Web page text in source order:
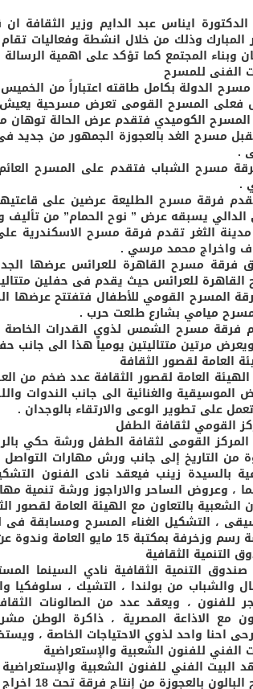
ايناس عبد الدايم وزير الثقافة ان
المبارك وذلك من خلال انشطة وفعاليات
وبناء المجتمع كما تؤكد على اهمية
الفنى للمسرح
المسرح القومى تعرض مسرحية يعيش
الكوميدي فتقدم عرض الحالة توهان
مسرح الغد بالعجوزة الجمهور من جديد
.
مسرح الشباب فتقدم على المسرح
.
فرقة مسرح الطليعة عرضين على
يسبقه عرض ” نوح الحمام” من
الثغر تقدم فرقة مسرح الاسكندرية
واخراج محمد مرسي .
فرقة مسرح القاهرة للعرائس عرضها
للعرائس حيث يقدم فى حفلين
المسرح القومي للأطفال فتفتتح
ميامي بشارع طلعت حرب .
فرقة مسرح الشمس لذوي القدرات الخاصة
مرتين متتاليتين يومياً هذا الى
العامة لقصور الثقافة
العامة لقصور الثقافة عدد ضخم من
الموسيقية والغنائية الى جانب الندوات
على تطوير الوعى والارتقاء بالوجدان .
القومي لثقافة الطفل
القومى لثقافة الطفل ورشة حكي
من التاريخ إلى جانب ورش مهارات التواصل
بالسيدة زينب فيعقد نادى الفنون
، وعروض الساحر والاراجوز ورشة تنمية
الشعبية بالتعاون مع الهيئة العامة لقصور
، التشكيل الغناء المسرح ومسابقة فى
15 مايو العامة وندوة عن عيد الفطر وورش فنية بمكتبة مركز شباب مدينة العبور .
التنمية الثقافية
التنمية الثقافية نادي السينما
والشباب من بولندا ، التشيك ، سلوفكيا
للفنون ، ويعقد عدد من الصالونات
مع الاذاعة المصرية ، ذاكرة
احنا واحد لذوي الاحتياجات الخاصة ،
الفني للفنون الشعبية والإستعراضية
البيت الفني للفنون الشعبية
بالعجوزة من إنتاج فرقة تحت 18 اخراج محسن رزق وبطولة مروة عبدالمنعم .